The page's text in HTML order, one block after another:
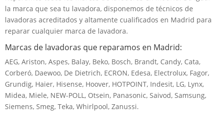
la marca que sea tu lavadora, disponemos de técnicos de
lavadoras acreditados y altamente cualificados en Madrid para
reparar cualquier marca de lavadora.
Marcas de lavadoras que reparamos en Madrid:
AEG, Ariston, Aspes, Balay, Beko, Bosch, Brandt, Candy, Cata,
Corberó, Daewoo, De Dietrich, ECRON, Edesa, Electrolux, Fagor,
Grundig, Haier, Hisense, Hoover, HOTPOINT, Indesit, LG, Lynx,
Midea, Miele, NEW-POLL, Otsein, Panasonic, Saivod, Samsung,
Siemens, Smeg, Teka, Whirlpool, Zanussi.